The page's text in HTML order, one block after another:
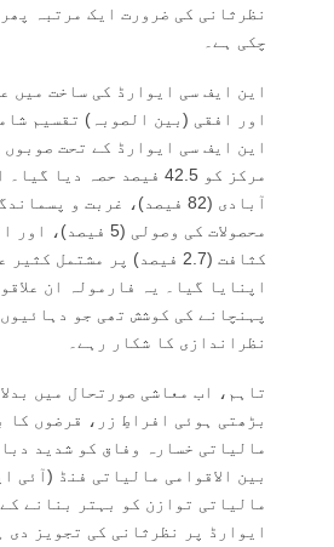
نظرثانی کی ضرورت ایک مرتبہ
چکی ہے۔
این ایف سی ایوارڈ کی ساخت میں
اور افقی (بین الصوبہ) تقسیم
مرکز کو 42.5 فیصد حصہ
محصولات کی وصولی (5
کثافت (2.7 فیصد) پر مشتمل
اپنایا گیا۔ یہ فارمولہ ان
پہنچانے کی کوشش تھی جو
نظراندازی کا شکار رہے۔
تاہم، اب معاشی صورتحال میں
بڑھتی ہوئی افراطِ زر، قرضوں کا
مالیاتی خسارہ وفاق کو شدید
بین الاقوامی مالیاتی فنڈ (آئی
مالیاتی توازن کو بہتر بنانے
ایوارڈ پر نظرثانی کی تجویز دی